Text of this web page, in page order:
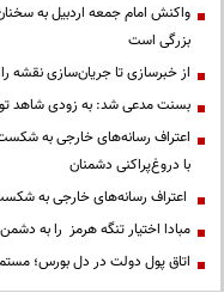
واکنش امام جمعه اردبیل به
بزرگی است
از خبرسازی تا جریان‌سازی نقشه
بسنت مدعی شد: به زودی شاهد
اعتراف رسانه‌های خارجی به
با دروغ‌پراکنی دشمنان
اعتراف رسانه‌های خارجی به
مبادا اختیار تنگه هرمز را به
اتاق پول دولت در دل بورس؛